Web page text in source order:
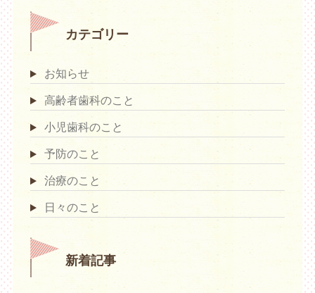
カテゴリー
お知らせ
高齢者歯科のこと
小児歯科のこと
予防のこと
治療のこと
日々のこと
新着記事